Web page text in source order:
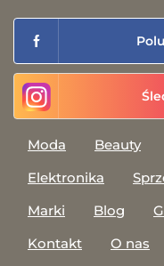
Moda Beauty
Elektronika
Marki
Blog
Kontakt
O nas